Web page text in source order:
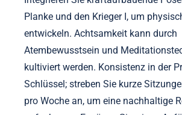
Planke und den Krieger I, um
entwickeln. Achtsamkeit kann durch
Atembewusstsein und
kultiviert werden. Konsistenz in der
Schlüssel; streben Sie kurze
pro Woche an, um eine nachhaltige